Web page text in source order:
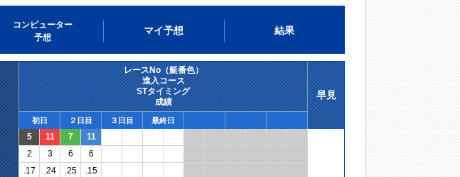
コンピューター
予想
マイ予想 結果
レースNo（艇番色）
進入コース
STタイミング
成績
早見
初日 ２日目 ３日目 最終日
5 11 7
11
2
3 6
6
.17
.24 .25
.15